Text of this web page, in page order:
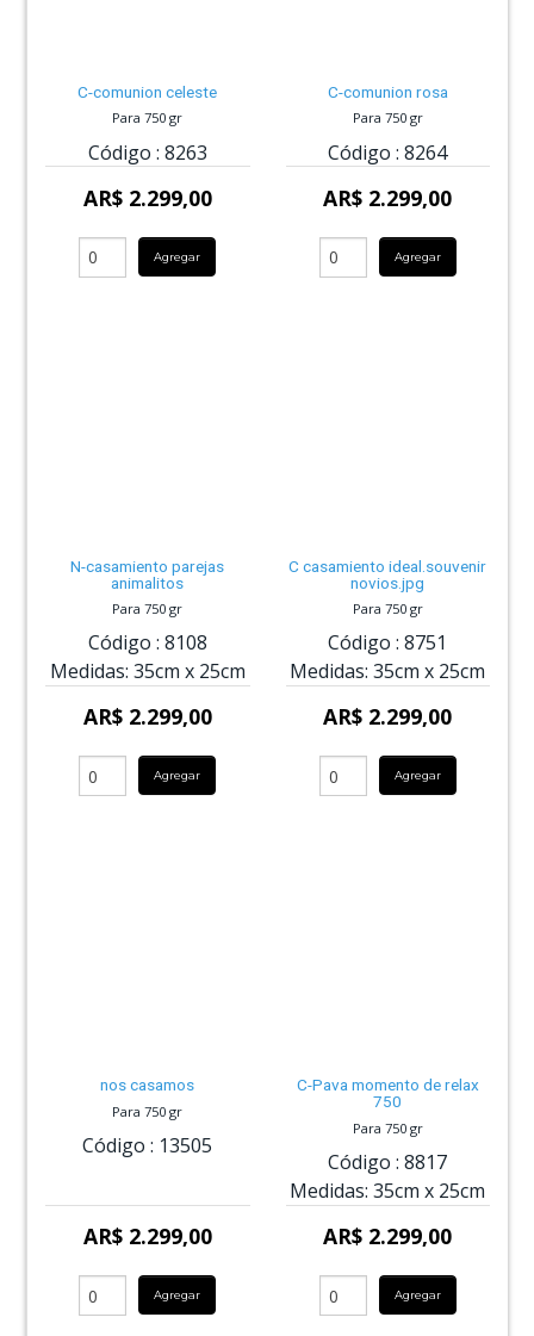
C-comunion celeste
Para 750 gr
Código : 8263
AR$ 2.299,00
Agregar
C-comunion rosa
Para 750 gr
Código : 8264
AR$ 2.299,00
Agregar
N-casamiento parejas
animalitos
Para 750 gr
Código : 8108
Medidas: 35cm x 25cm
AR$ 2.299,00
Agregar
C casamiento ideal.souvenir
novios.jpg
Para 750 gr
Código : 8751
Medidas: 35cm x 25cm
AR$ 2.299,00
Agregar
nos casamos
Para 750 gr
Código : 13505
AR$ 2.299,00
Agregar
C-Pava momento de relax
750
Para 750 gr
Código : 8817
Medidas: 35cm x 25cm
AR$ 2.299,00
Agregar